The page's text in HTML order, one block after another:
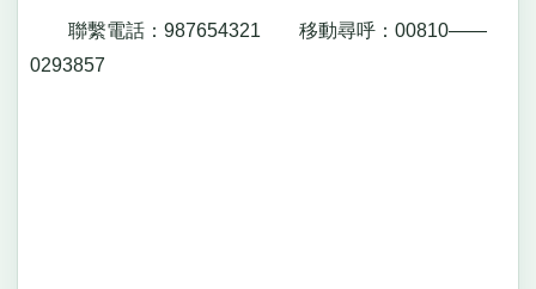
聯繫電話：987654321 移動尋呼：00810——
0293857